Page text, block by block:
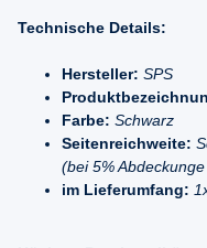
Technische Details:
Hersteller: SPS
Farbe: Schwarz
Seitenreichweite:
(bei 5%
im Lieferumfang: